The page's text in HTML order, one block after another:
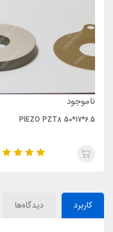
ناموجود
PIEZO PZT8 50*17*6.5
کاربرد دیدگاه‌ها